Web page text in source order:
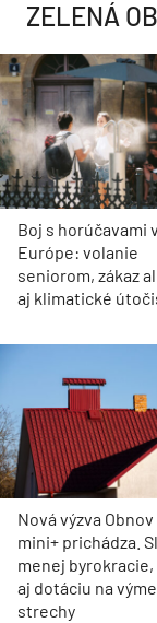
ZELENÁ
Boj s horúčavami v
Európe: volanie
seniorom, zákaz
aj klimatické
Nová výzva
mini+ prichádza.
menej byrokracie,
aj dotáciu na
strechy